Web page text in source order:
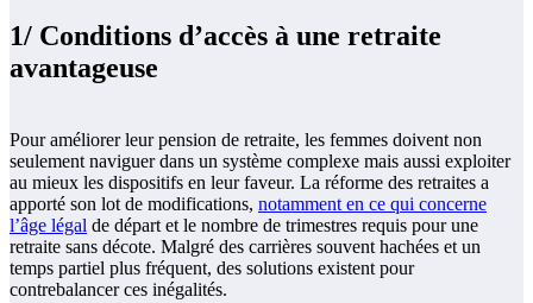
1/ Conditions d’accès à une retraite
avantageuse
Pour améliorer leur pension de retraite, les femmes doivent non
seulement naviguer dans un système complexe mais aussi exploiter
au mieux les dispositifs en leur faveur. La réforme des retraites a
apporté son lot de modifications, notamment en ce qui concerne
l’âge légal de départ et le nombre de trimestres requis pour une
retraite sans décote. Malgré des carrières souvent hachées et un
temps partiel plus fréquent, des solutions existent pour
contrebalancer ces inégalités.